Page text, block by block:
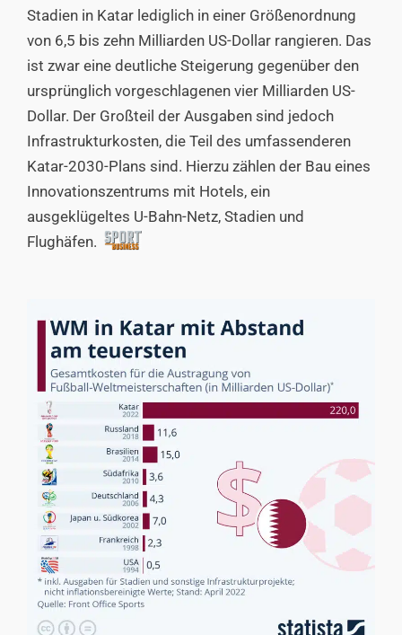
Stadien in Katar lediglich in einer Größenordnung
von 6,5 bis zehn Milliarden US-Dollar rangieren. Das
ist zwar eine deutliche Steigerung gegenüber den
ursprünglich vorgeschlagenen vier Milliarden US-
Dollar. Der Großteil der Ausgaben sind jedoch
Infrastrukturkosten, die Teil des umfassenderen
Katar-2030-Plans sind. Hierzu zählen der Bau eines
Innovationszentrums mit Hotels, ein
ausgeklügeltes U-Bahn-Netz, Stadien und
Flughäfen.